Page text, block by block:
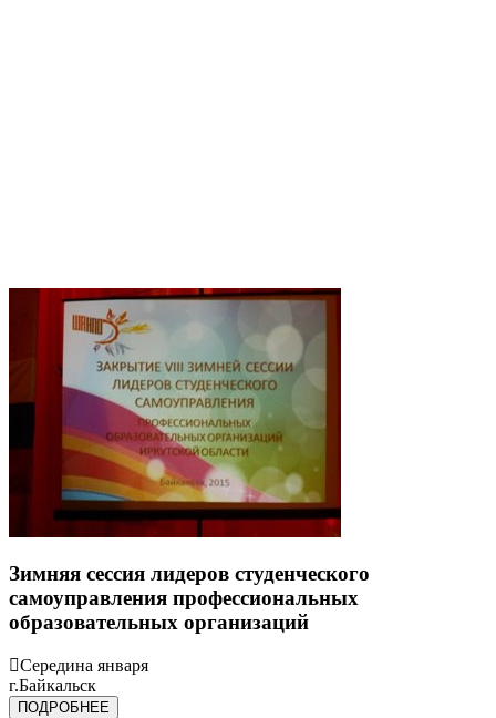
Зимняя сессия лидеров студенческого
самоуправления профессиональных
образовательных организаций
Середина января
г.Байкальск
ПОДРОБНЕЕ